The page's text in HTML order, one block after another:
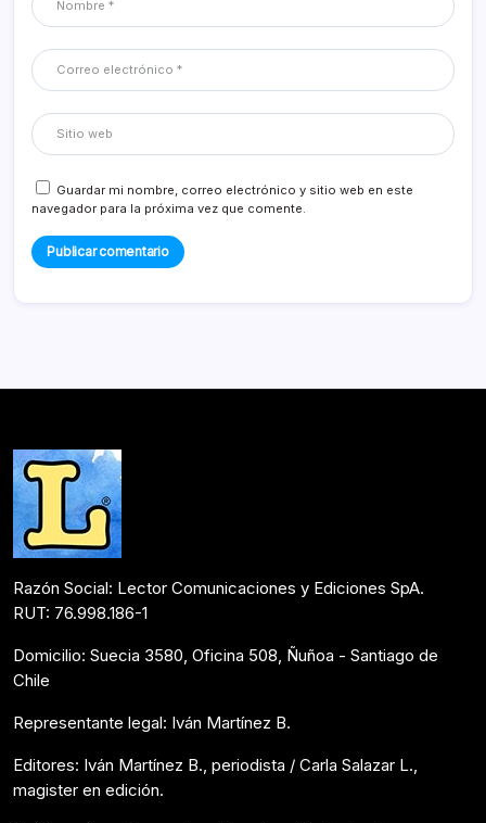
Guardar mi nombre, correo electrónico y sitio web en este
navegador para la próxima vez que comente.
Razón Social: Lector Comunicaciones y Ediciones SpA.
RUT: 76.998.186-1
Domicilio: Suecia 3580, Oficina 508, Ñuñoa - Santiago de
Chile
Representante legal: Iván Martínez B.
Editores: Iván Martínez B., periodista / Carla Salazar L.,
magister en edición.